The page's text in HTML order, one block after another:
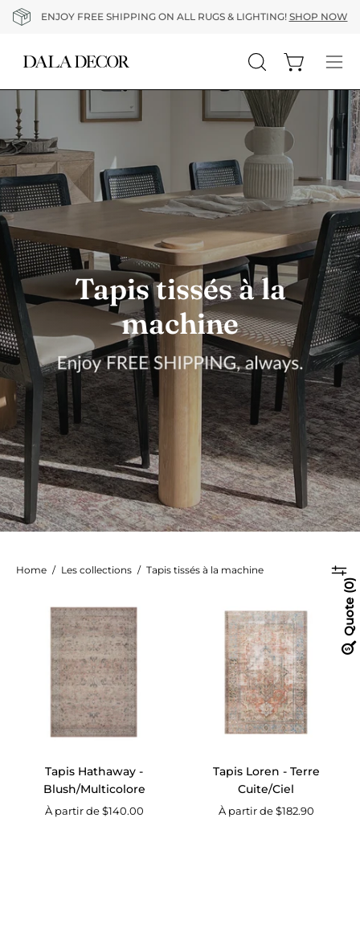
Aller
ENJOY FREE SHIPPING ON ALL RUGS & LIGHTING! SHOP NOW
Ouvrir
la
barre
de
recherche
Ouvrir le
le
de
Tapis tissés à la
machine
Home / Les collections / Tapis tissés à la machine
Tapis
Hathaway
-
Blush/Multicolore
Tapis Hathaway -
Blush/Multicolore
À partir de $140.00
Loren
-
Terre
Cuite/Ciel
Tapis Loren - Terre
Cuite/Ciel
À partir de $182.90
Quote
0